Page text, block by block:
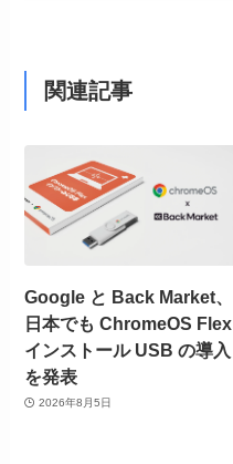
関連記事
Google と Back Market、
日本でも ChromeOS Flex
インストール USB の導入
を発表
2026年8月5日